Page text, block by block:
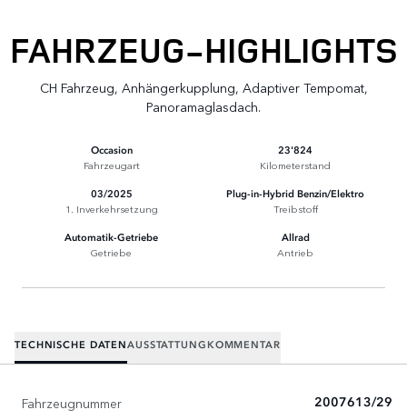
FAHRZEUG-HIGHLIGHTS
CH Fahrzeug, Anhängerkupplung, Adaptiver Tempomat,
Panoramaglasdach.
Occasion
Fahrzeugart
23'824
Kilometerstand
03/2025
1. Inverkehrsetzung
Plug-in-Hybrid Benzin/Elektro
Treibstoff
Automatik-Getriebe
Getriebe
Allrad
Antrieb
TECHNISCHE DATENAUSSTATTUNG KOMMENTAR
Fahrzeugnummer 2007613/29